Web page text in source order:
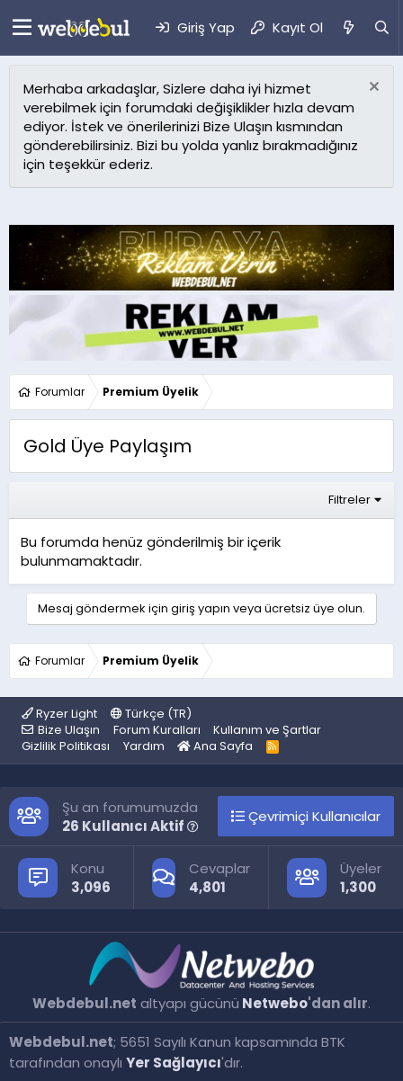
Giriş Yap Kayıt Ol
Merhaba arkadaşlar, Sizlere daha iyi hizmet
verebilmek için forumdaki değişiklikler hızla devam
ediyor. İstek ve önerilerinizi Bize Ulaşın kısmından
gönderebilirsiniz. Bizi bu yolda yanlız bırakmadığınız
için teşekkür ederiz.
Forumlar Premium Üyelik
Gold Üye Paylaşım
Filtreler
Bu forumda henüz gönderilmiş bir içerik
bulunmamaktadır.
Mesaj göndermek için giriş yapın veya ücretsiz üye olun.
Forumlar Premium Üyelik
Ryzer Light
Türkçe (TR)
Bize Ulaşın
Forum Kuralları
Kullanım ve Şartlar
Gizlilik Politikası
Yardım Ana Sayfa
R
S
Şu an forumumuzda
26 Kullanıcı Aktif
Çevrimiçi Kullanıcılar
Konu
3,096
Cevaplar
4,801
Üyeler
1,300
Webdebul.net; 5651 Sayılı Kanun kapsamında BTK
tarafından onaylı Yer Sağlayıcı'dır.
Webdebul.net altyapı gücünü Netwebo'dan alır.